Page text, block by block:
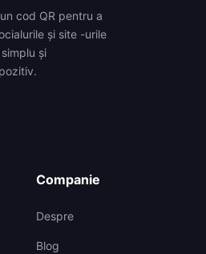
cod QR pentru a
și site -urile
și
Companie
Despre
Blog